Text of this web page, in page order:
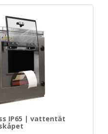
IP65 | vattentät